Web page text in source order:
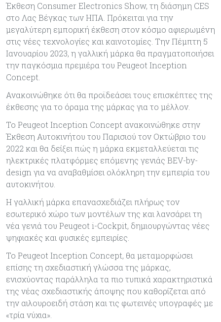
Έκθεση Consumer Electronics Show, τη διάσημη CES
στο Λας Βέγκας των ΗΠΑ. Πρόκειται για την
μεγαλύτερη εμπορική έκθεση στον κόσμο αφιερωμένη
στις νέες τεχνολογίες και καινοτομίες. Την Πέμπτη 5
Ιανουαρίου 2023, η γαλλική μάρκα θα πραγματοποιήσει
την παγκόσμια πρεμιέρα του Peugeot Inception
Concept.
Ανακοινώθηκε ότι θα προϊδεάσει τους επισκέπτες της
έκθεσης για το όραμα της μάρκας για το μέλλον.
Το Peugeot Inception Concept ανακοινώθηκε στην
Έκθεση Αυτοκινήτου του Παρισιού τον Οκτώβριο του
2022 και θα δείξει πώς η μάρκα εκμεταλλεύεται τις
ηλεκτρικές πλατφόρμες επόμενης γενιάς BEV-by-
design για να αναβαθμίσει ολόκληρη την εμπειρία του
αυτοκινήτου.
Η γαλλική μάρκα επανασχεδιάζει πλήρως τον
εσωτερικό χώρο των μοντέλων της και λανσάρει τη
νέα γενιά του Peugeot i-Cockpit, δημιουργώντας νέες
ψηφιακές και φυσικές εμπειρίες.
Το Peugeot Inception Concept, θα μεταμορφώσει
επίσης τη σχεδιαστική γλώσσα της μάρκας,
ενισχύοντας παράλληλα τα πιο τυπικά χαρακτηριστικά
της νέας σχεδιαστικής άποψης που καθορίζεται από
την αιλουροειδή στάση και τις φωτεινές υπογραφές με
«τρία νύχια».